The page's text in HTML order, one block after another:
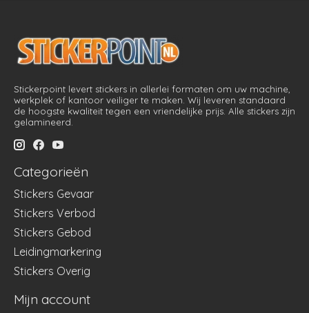
Stickerpoint levert stickers in allerlei formaten om uw machine,
werkplek of kantoor veiliger te maken. Wij leveren standaard
de hoogste kwaliteit tegen een vriendelijke prijs. Alle stickers zijn
gelamineerd.
Categorieën
Stickers Gevaar
Stickers Verbod
Stickers Gebod
Leidingmarkering
Stickers Overig
Mijn account